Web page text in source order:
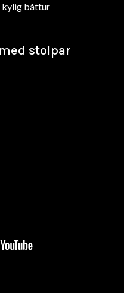
kylig båttur
stolpar